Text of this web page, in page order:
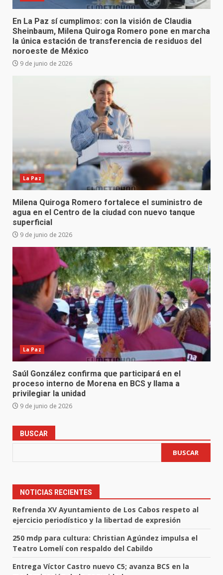
En La Paz sí cumplimos: con la visión de Claudia
Sheinbaum, Milena Quiroga Romero pone en marcha
la única estación de transferencia de residuos del
noroeste de México
9 de junio de 2026
La Paz
Milena Quiroga Romero fortalece el suministro de
agua en el Centro de la ciudad con nuevo tanque
superficial
9 de junio de 2026
La Paz
Saúl González confirma que participará en el
proceso interno de Morena en BCS y llama a
privilegiar la unidad
9 de junio de 2026
BUSCAR
BUSCAR
NOTICIAS RECIENTES
Refrenda XV Ayuntamiento de Los Cabos respeto al
ejercicio periodístico y la libertad de expresión
250 mdp para cultura: Christian Agúndez impulsa el
Teatro Lomelí con respaldo del Cabildo
Entrega Víctor Castro nuevo C5; avanza BCS en la